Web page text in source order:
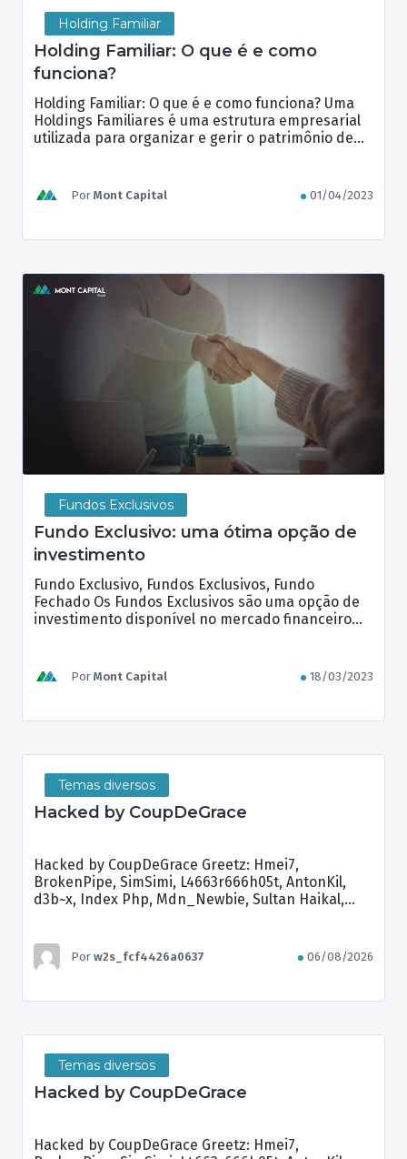
Holding Familiar
Holding Familiar: O que é e como
funciona?
Holding Familiar: O que é e como funciona? Uma
Holdings Familiares é uma estrutura empresarial
utilizada para organizar e gerir o patrimônio de
preservação do patrimônio familiar, além de
proporcionar vantagens fiscais e sucessórias. A
Por Mont Capital 01/04/2023
Fundos Exclusivos
Fundo Exclusivo: uma ótima opção de
investimento
Fundo Exclusivo, Fundos Exclusivos, Fundo
Fechado Os Fundos Exclusivos são uma opção de
investimento disponível no mercado financeiro
serem fundos fechados, eles oferecem algumas
vantagens em relação aos fundos abertos, como a
mais adequada ao […]
Por Mont Capital 18/03/2023
Temas diversos
Hacked by CoupDeGrace
Hacked by CoupDeGrace Greetz: Hmei7,
BrokenPipe, SimSimi, L4663r666h05t, AntonKil,
d3b~x, Index Php, Mdn_Newbie, Sultan Haikal,
Por w2s_fcf4426a0637 06/08/2026
Temas diversos
Hacked by CoupDeGrace
Hacked by CoupDeGrace Greetz: Hmei7,